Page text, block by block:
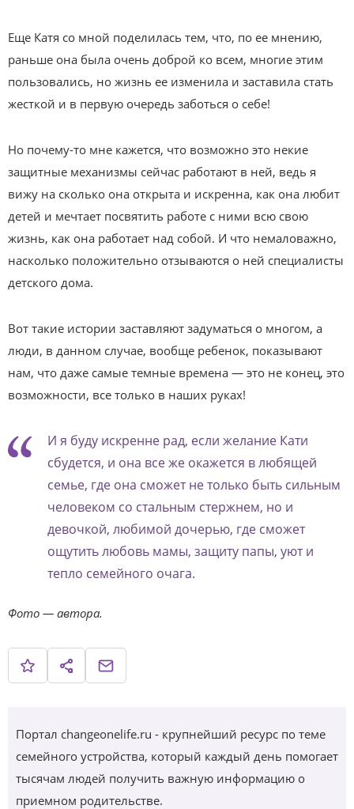
Еще Катя со мной поделилась тем, что, по ее мнению,
раньше она была очень доброй ко всем, многие этим
пользовались, но жизнь ее изменила и заставила стать
жесткой и в первую очередь заботься о себе!
Но почему-то мне кажется, что возможно это некие
защитные механизмы сейчас работают в ней, ведь я
вижу на сколько она открыта и искренна, как она любит
детей и мечтает посвятить работе с ними всю свою
жизнь, как она работает над собой. И что немаловажно,
насколько положительно отзываются о ней специалисты
детского дома.
Вот такие истории заставляют задуматься о многом, а
люди, в данном случае, вообще ребенок, показывают
нам, что даже самые темные времена — это не конец, это
возможности, все только в наших руках!
И я буду искренне рад, если желание Кати
сбудется, и она все же окажется в любящей
семье, где она сможет не только быть сильным
человеком со стальным стержнем, но и
девочкой, любимой дочерью, где сможет
ощутить любовь мамы, защиту папы, уют и
тепло семейного очага.
Фото — автора.
Портал changeonelife.ru - крупнейший ресурс по теме
семейного устройства, который каждый день помогает
тысячам людей получить важную информацию о
приемном родительстве.